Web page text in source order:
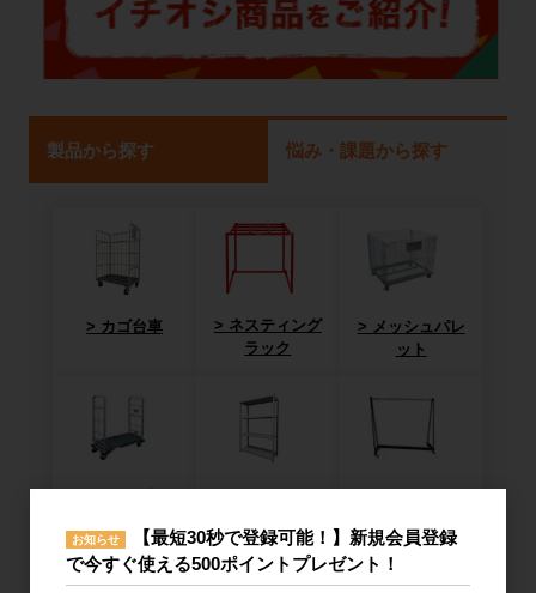
製品から探す 悩み・課題から探す
カゴ台車
ネスティング
ラック
メッシュパレ
ット
お知らせ
【最短30秒で登録可能！】新規会員登録
で今すぐ使える500ポイントプレゼント！